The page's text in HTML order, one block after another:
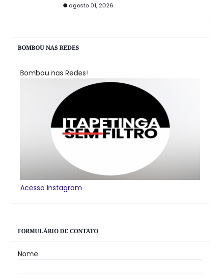
agosto 01, 2026
BOMBOU NAS REDES
Bombou nas Redes!
Acesso Instagram
FORMULÁRIO DE CONTATO
Nome